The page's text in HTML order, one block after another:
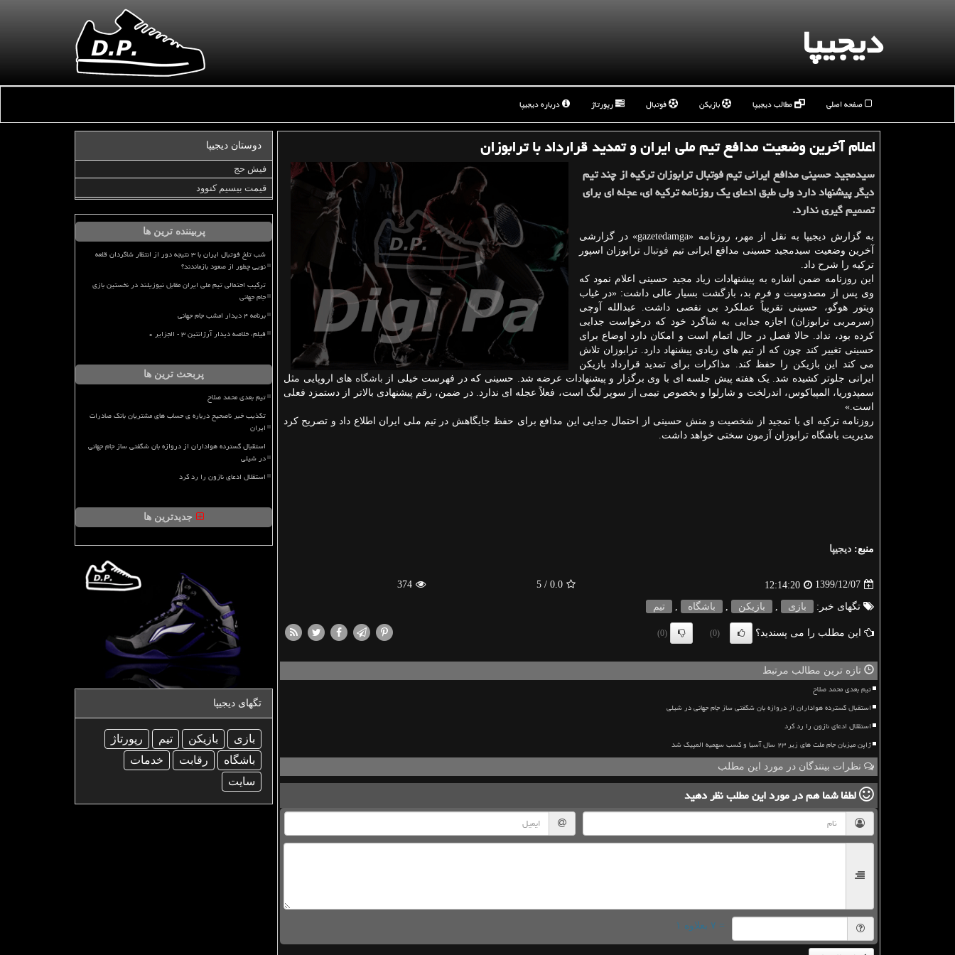
دیجیپا
صفحه اصلی مطالب دیجیپا بازیکن فوتبال رپورتاژ درباره دیجیپا
اعلام آخرین وضعیت مدافع تیم ملی ایران و تمدید قرارداد با ترابوزان
سیدمجید حسینی مدافع ایرانی تیم فوتبال ترابوزان ترکیه از چند تیم
دیگر پیشنهاد دارد ولی طبق ادعای یک روزنامه ترکیه ای، عجله ای برای
تصمیم گیری ندارد.
به گزارش دیجیپا به نقل از مهر، روزنامه «gazetedamga» در گزارشی
آخرین وضعیت سیدمجید حسینی مدافع ایرانی تیم فوتبال ترابوزان اسپور
ترکیه را شرح داد.
این روزنامه ضمن اشاره به پیشنهادات زیاد مجید حسینی اعلام نمود که
وی پس از مصدومیت و فرم بد، بازگشت بسیار عالی داشت: «در غیاب
ویتور هوگو، حسینی تقریباً عملکرد بی نقصی داشت. عبدالله آوچی
(سرمربی ترابوزان) اجازه جدایی به شاگرد خود که درخواست جدایی
کرده بود، نداد. حالا فصل در حال اتمام است و امکان دارد اوضاع برای
حسینی تغییر کند چون که از تیم های زیادی پیشنهاد دارد. ترابوزان تلاش
می کند این بازیکن را حفظ کند. مذاکرات برای تمدید قرارداد بازیکن
ایرانی جلوتر کشیده شد. یک هفته پیش جلسه ای با وی برگزار و پیشنهادات عرضه شد. حسینی که در فهرست خیلی از باشگاه های اروپایی مثل
سمپدوریا، المپیاکوس، اندرلخت و شارلوا و بخصوص تیمی از سوپر لیگ است، فعلاً عجله ای ندارد. در ضمن، رقم پیشنهادی بالاتر از دستمزد فعلی
است.»
روزنامه ترکیه ای با تمجید از شخصیت و منش حسینی از احتمال جدایی این مدافع برای حفظ جایگاهش در تیم ملی ایران اطلاع داد و تصریح کرد
مدیریت باشگاه ترابوزان آزمون سختی خواهد داشت.
منبع: دیجیپا
1399/12/07
12:14:20
0.0
/ 5
374
تگهای خبر: بازی بازیكن باشگاه تیم
این مطلب را می پسندید؟ (0)
(0)
تازه ترین مطالب مرتبط
تیم بعدی محمد صلاح
استقبال گسترده هواداران از دروازه بان شگفتی ساز جام جهانی در شیلی
استقلال ادعای نازون را رد کرد
ژاپن میزبان جام ملت های زیر ۲۳ سال آسیا و کسب سهمیه المپیک شد
نظرات بینندگان در مورد این مطلب
لطفا شما همدر مورد این مطلبنظر دهید
= ۷ بعلاوه ۱
دوستان دیجیپا
فیش حج
قیمت بیسیم کنوود
پربیننده ترین ها
شب تلخ فوتبال ایران با ۳ نتیجه دور از انتظار شاگردان قلعه
نویی چطور از صعود بازماندند؟
ترکیب احتمالی تیم ملی ایران مقابل نیوزیلند در نخستین بازی
جام جهانی
برنامه ۴ دیدار امشب جام جهانی
فیلم، خلاصه دیدار آرژانتین ۳ - الجزایر ۰
پربحث ترین ها
تیم بعدی محمد صلاح
تکذیب خبر ناصحیح درباره ی حساب های مشتریان بانک صادرات
ایران
استقبال گسترده هواداران از دروازه بان شگفتی ساز جام جهانی
در شیلی
استقلال ادعای نازون را رد کرد
جدیدترین ها
تگهای دیجیپا
بازی بازیكن تیم
رپورتاژ
باشگاه
رقابت
خدمات
سایت